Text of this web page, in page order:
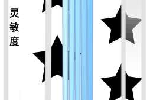
灵
敏
度